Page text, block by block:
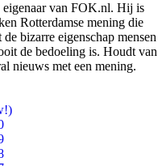
eigenaar van FOK.nl. Hij is
Rotterdamse mening die
bizarre eigenschap mensen
de bedoeling is. Houdt van
nieuws met een mening.